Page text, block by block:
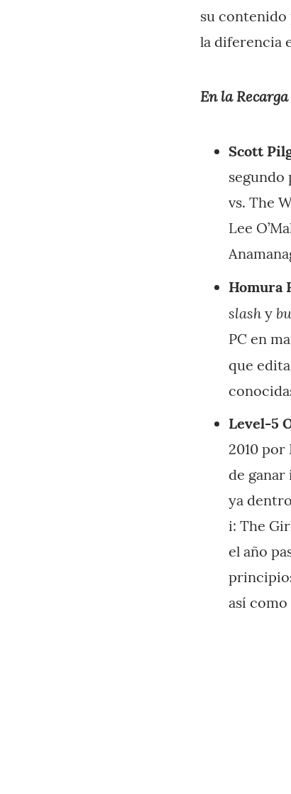
su contenido
la diferencia
En la
Scott
segundo
vs. The
Lee
Homura
slash y
PC en
que
Level-5
2010 por
de
ya
i: The
el año
así como